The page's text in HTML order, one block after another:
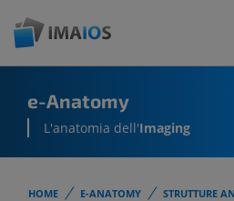
e-Anatomy
L'anatomia dell'Imaging
HOME E-ANATOMY STRUTTURE